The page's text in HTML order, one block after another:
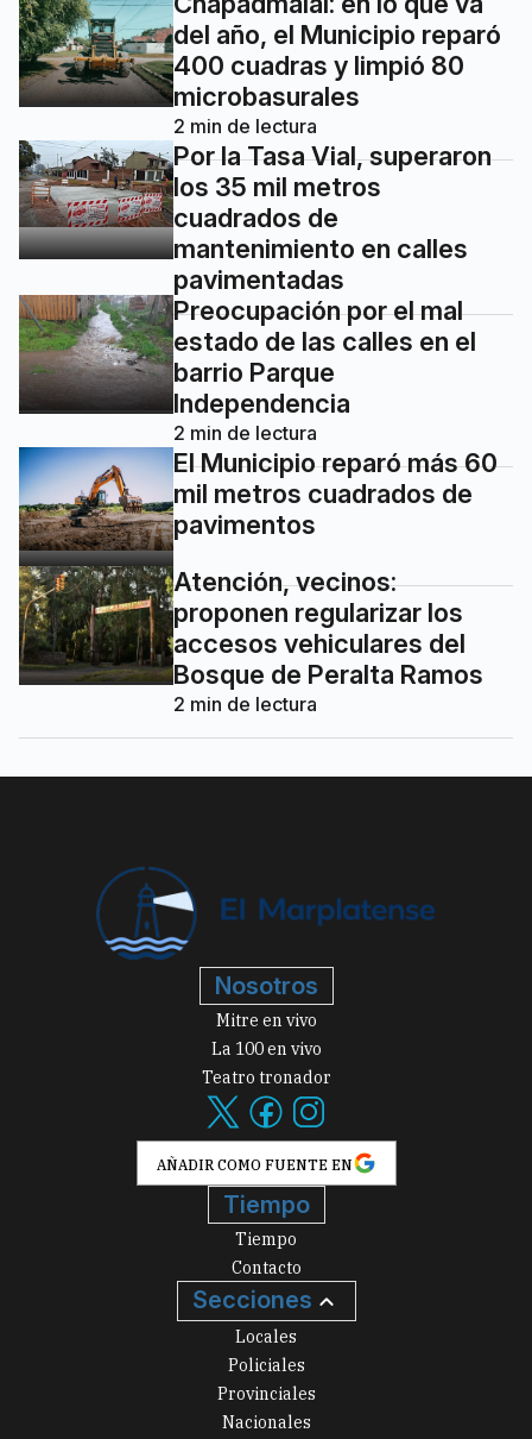
del año, el Municipio reparó
400 cuadras y limpió 80
microbasurales
2 min de lectura
Por la Tasa Vial, superaron
los 35 mil metros
cuadrados de
mantenimiento en calles
pavimentadas
Preocupación por el mal
estado de las calles en el
barrio Parque
Independencia
2 min de lectura
El Municipio reparó más 60
mil metros cuadrados de
pavimentos
Atención, vecinos:
proponen regularizar los
accesos vehiculares del
Bosque de Peralta Ramos
2 min de lectura
Nosotros
Mitre en vivo
La 100 en vivo
Teatro tronador
AÑADIR COMO FUENTE EN
Tiempo
Tiempo
Contacto
Secciones
Locales
Policiales
Provinciales
Nacionales